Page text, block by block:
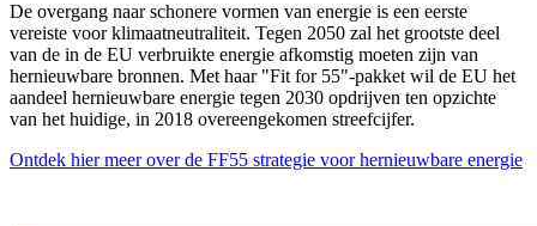
De overgang naar schonere vormen van energie is een eerste
vereiste voor klimaatneutraliteit. Tegen 2050 zal het grootste deel
van de in de EU verbruikte energie afkomstig moeten zijn van
hernieuwbare bronnen. Met haar "Fit for 55"-pakket wil de EU het
aandeel hernieuwbare energie tegen 2030 opdrijven ten opzichte
van het huidige, in 2018 overeengekomen streefcijfer.
Ontdek hier meer over de FF55 strategie voor hernieuwbare energie